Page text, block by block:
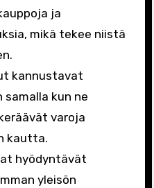
ja
mikä tekee niistä
kannustavat
kun ne
varoja
kautta.
hyödyntävät
yleisön